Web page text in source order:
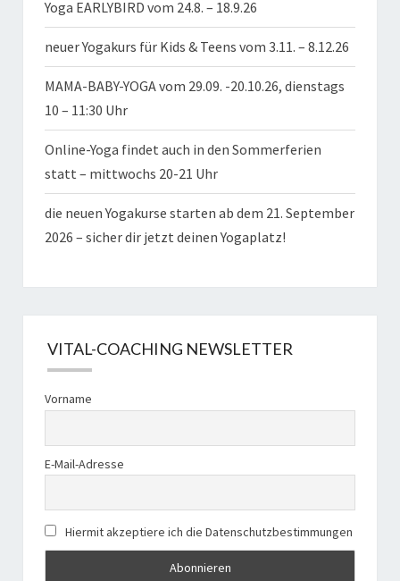
Yoga EARLYBIRD vom 24.8. – 18.9.26
neuer Yogakurs für Kids & Teens vom 3.11. – 8.12.26
MAMA-BABY-YOGA vom 29.09. -20.10.26, dienstags
10 – 11:30 Uhr
Online-Yoga findet auch in den Sommerferien
statt – mittwochs 20-21 Uhr
die neuen Yogakurse starten ab dem 21. September
2026 – sicher dir jetzt deinen Yogaplatz!
VITAL-COACHING NEWSLETTER
Vorname
E-Mail-Adresse
Hiermit akzeptiere ich die Datenschutzbestimmungen